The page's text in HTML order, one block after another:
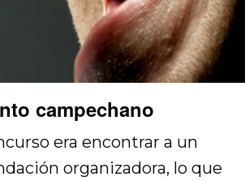
campechano
era encontrar a un
organizadora, lo que